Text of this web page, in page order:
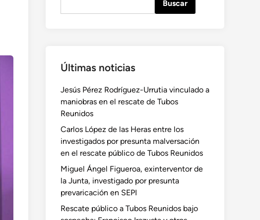
Buscar
Últimas noticias
Jesús Pérez Rodríguez-Urrutia vinculado a
maniobras en el rescate de Tubos
Reunidos
Carlos López de las Heras entre los
investigados por presunta malversación
en el rescate público de Tubos Reunidos
Miguel Ángel Figueroa, exinterventor de
la Junta, investigado por presunta
prevaricación en SEPI
Rescate público a Tubos Reunidos bajo